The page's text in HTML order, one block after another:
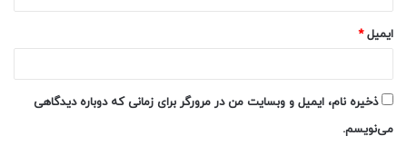
ایمیل*
ذخیره نام، ایمیل و وبسایت من در مرورگر برای زمانی که دوباره دیدگاهی
می‌نویسم.